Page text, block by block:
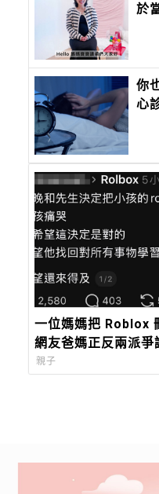
於
你
心
一位媽媽把 Roblox
網友爸媽正反兩派爭
了孩子，還是毀了他
親子